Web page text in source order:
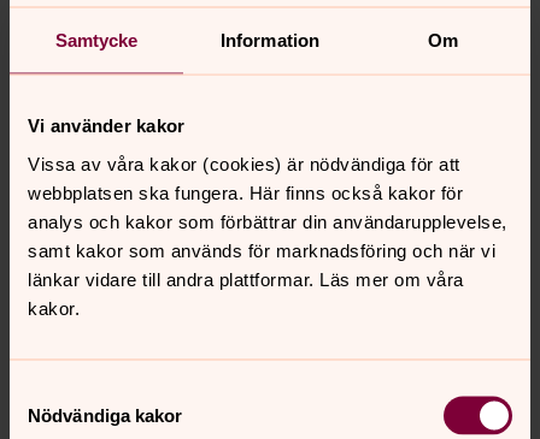
Samtycke Information Om
Vi använder kakor
Vissa av våra kakor (cookies) är nödvändiga för att
webbplatsen ska fungera. Här finns också kakor för
analys och kakor som förbättrar din användarupplevelse,
samt kakor som används för marknadsföring och när vi
länkar vidare till andra plattformar. Läs mer om våra
kakor.
Nödvändiga kakor
dopgudstjänsten och får gärna vara delaktiga genom att
Läs mer om dop.
Fler frågor? Hör av dig till oss (kontaktuppgifter nedan).